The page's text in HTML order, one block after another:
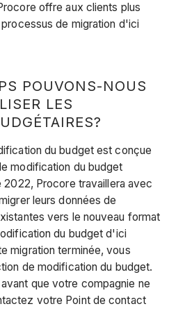
offre aux clients plus
de migration d'ici
POUVONS-NOUS
LES
du budget est conçue
modification du budget
Procore travaillera avec
leurs données de
vers le nouveau format
du budget d'ici
migration terminée, vous
de modification du budget.
que votre compagnie ne
votre Point de contact